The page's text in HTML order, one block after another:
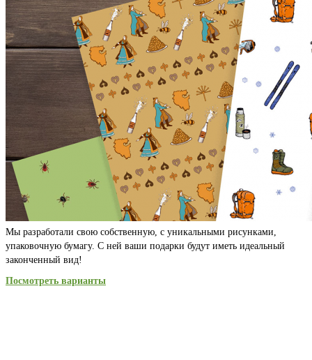
Мы разработали свою собственную, с уникальными рисунками,
упаковочную бумагу. С ней ваши подарки будут иметь идеальный
законченный вид!
Посмотреть варианты